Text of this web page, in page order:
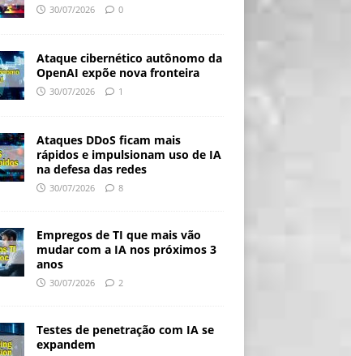
30/07/2026 0
Ataque cibernético autônomo da
OpenAI expõe nova fronteira
30/07/2026 1
Ataques DDoS ficam mais
rápidos e impulsionam uso de IA
na defesa das redes
30/07/2026 8
Empregos de TI que mais vão
mudar com a IA nos próximos 3
anos
30/07/2026 2
Testes de penetração com IA se
expandem